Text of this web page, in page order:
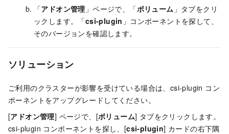
「アドオン管理 」ページで、「ボリューム 」タブをクリ
ックします。「csi-plugin 」コンポーネントを探して、
そのバージョンを確認します。
ソリューション
ご利用のクラスターが影響を受けている場合は、csi-plugin コン
ポーネントをアップグレードしてください。
[アドオン管理] ページで、[ボリューム] タブをクリックします。
csi-plugin コンポーネントを探し、[csi-plugin] カードの右下隅